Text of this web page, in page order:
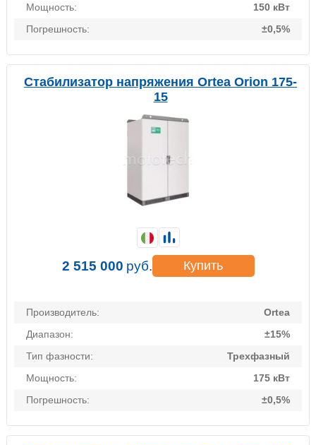
Мощность:
150 кВт
Погрешность:
±0,5%
Стабилизатор напряжения Ortea Orion 175-
15
Производитель:
Ortea
Диапазон:
±15%
Тип фазности:
Трехфазный
Мощность:
175 кВт
Погрешность:
±0,5%
2 515 000 руб. Купить